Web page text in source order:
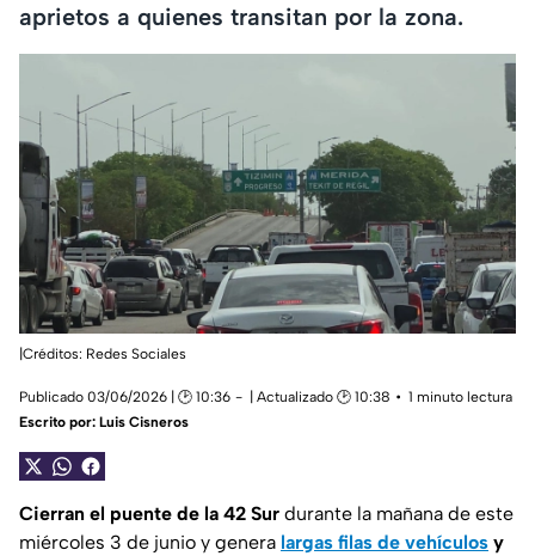
aprietos a quienes transitan por la zona.
|Créditos: Redes Sociales
Publicado 03/06/2026 | 🕑 10:36 | Actualizado 🕑 10:38
1 minuto lectura
Escrito por: Luis Cisneros
Cierran el puente de la 42 Sur durante la mañana de este
miércoles 3 de junio y genera largas filas de vehículos y